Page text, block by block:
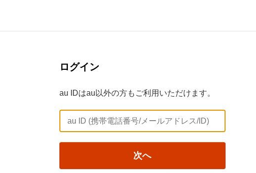
ログイン
au IDはau以外の方もご利用いただけます。
次へ